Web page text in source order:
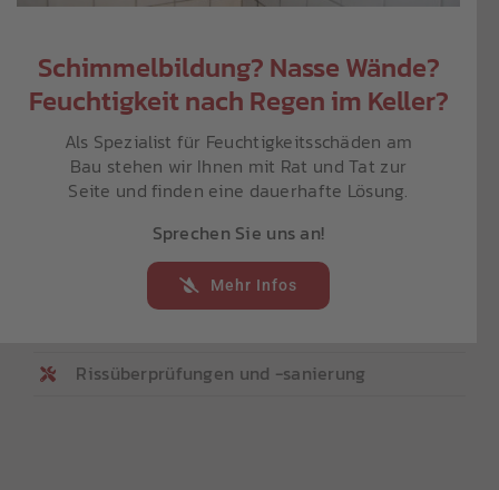
Fliesenreparaturen
Schornsteinkopferneuerung
Reparaturarbeiten von beschädigten
Grundstücksmauern oder Pfeilern
Rissüberprüfungen und -sanierung
Schimmelbildung? Nasse Wände?
Feuchtigkeit nach Regen im Keller?
Als Spezialist für Feuchtigkeitsschäden am
Bau stehen wir Ihnen mit Rat und Tat zur
Seite und finden eine dauerhafte Lösung.
Sprechen Sie uns an!
Mehr Infos